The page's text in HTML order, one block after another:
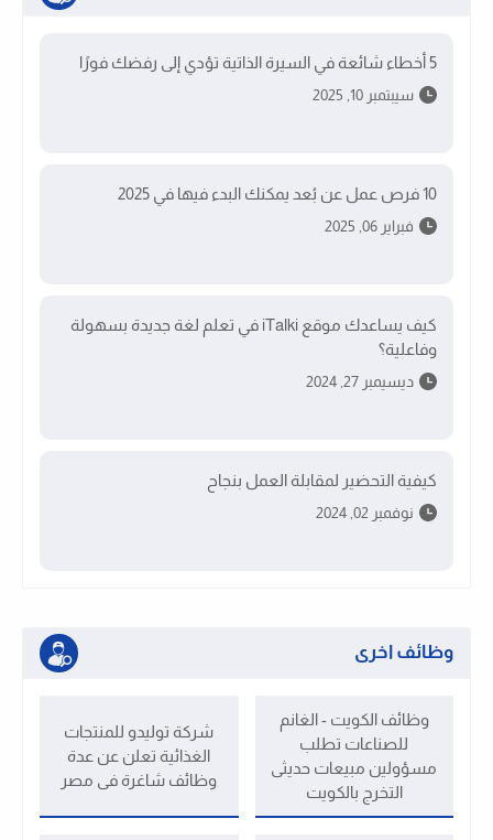
5 أخطاء شائعة في السيرة الذاتية تؤدي إلى رفضك فورًا
سيبتمبر 10, 2025
10 فرص عمل عن بُعد يمكنك البدء فيها في 2025
فبراير 06, 2025
كيف يساعدك موقع iTalki في تعلم لغة جديدة بسهولة
وفاعلية؟
ديسيمبر 27, 2024
كيفية التحضير لمقابلة العمل بنجاح
نوفمبر 02, 2024
وظائف اخرى
وظائف الكويت - الغانم
للصناعات تطلب
مسؤولين مبيعات حديثى
التخرج بالكويت
شركة توليدو للمنتجات
الغذائية تعلن عن عدة
وظائف شاغرة فى مصر